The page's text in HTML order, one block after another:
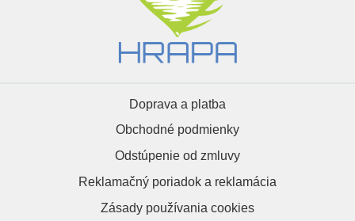
Doprava a platba
Obchodné podmienky
Odstúpenie od zmluvy
Reklamačný poriadok a reklamácia
Zásady používania cookies